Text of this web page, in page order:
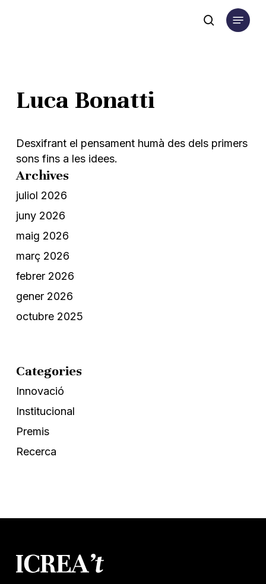
search
Menu
Luca Bonatti
Desxifrant el pensament humà des dels primers
sons fins a les idees.
Archives
juliol 2026
juny 2026
maig 2026
març 2026
febrer 2026
gener 2026
octubre 2025
Categories
Innovació
Institucional
Premis
Recerca